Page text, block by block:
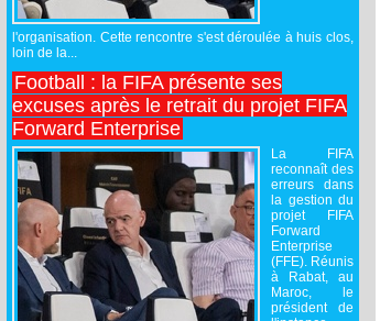
l'organisation. Cette rencontre s'est déroulée à huis clos,
loin de la...
Football : la FIFA présente ses
excuses après le retrait du projet FIFA
Forward Enterprise
La FIFA
reconnaît des
erreurs dans
la gestion du
projet FIFA
Forward
Enterprise
(FFE). Réunis
à Rabat, au
Maroc, le
président de